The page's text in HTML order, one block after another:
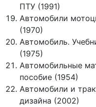
ПТУ (1991)
Автомобили
(1970)
Автомобиль.
(1975)
Автомобильные
пособие (1954)
Автомобили и
дизайна (2002)